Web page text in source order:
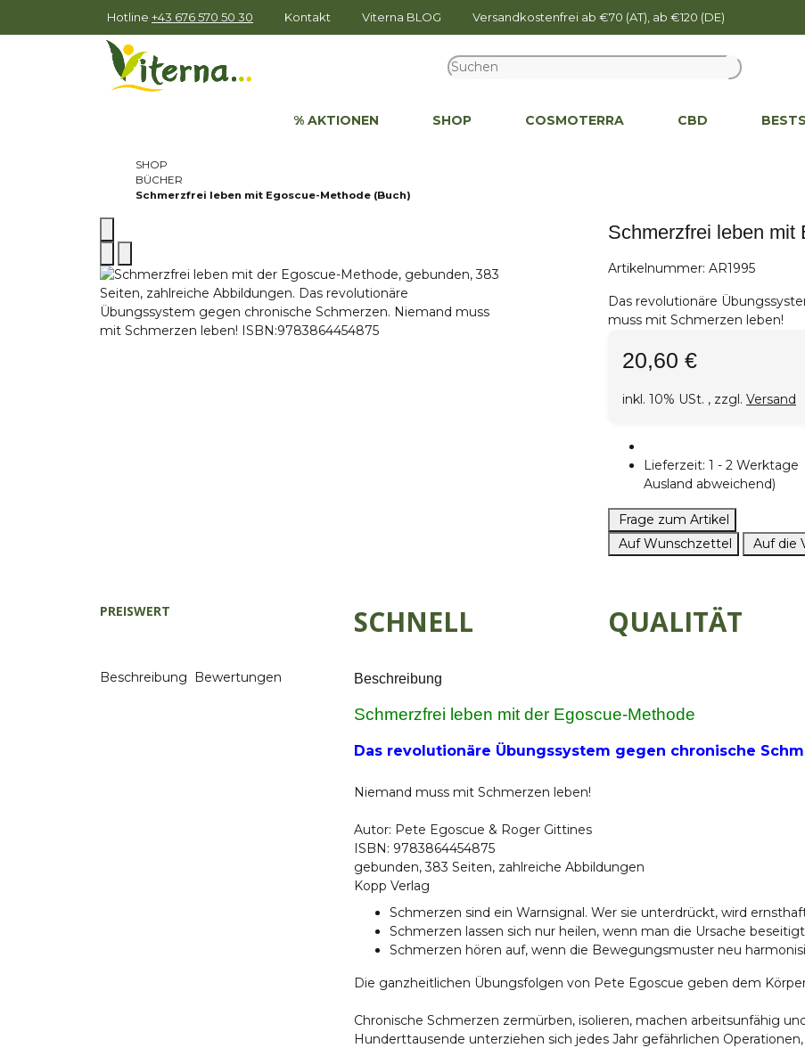
Hotline +43 676 570 50 30 Kontakt Viterna BLOG Versandkostenfrei ab €70 (AT), ab €120 (DE)
% AKTIONEN SHOP COSMOTERRA CBD
SHOP
BÜCHER
Schmerzfrei leben mit Egoscue-Methode (Buch)
Schmerzfrei leben mit
Artikelnummer: AR1995
Das revolutionäre
muss mit Schmerzen leben!
20,60 €
inkl. 10% USt. , zzgl. Versand
Lieferzeit: 1 - 2 Werktage
Ausland abweichend)
Frage zum Artikel
Auf Wunschzettel
Auf die
PREISWERT SCHNELL QUALITÄT
Beschreibung Bewertungen Beschreibung
Schmerzfrei leben mit der Egoscue-Methode
Das revolutionäre Übungssystem gegen chronische
Niemand muss mit Schmerzen leben!
Autor: Pete Egoscue & Roger Gittines
ISBN: 9783864454875
gebunden, 383 Seiten, zahlreiche Abbildungen
Kopp Verlag
Schmerzen sind ein Warnsignal. Wer sie unterdrückt, wird
Schmerzen lassen sich nur heilen, wenn man die Ursache
Schmerzen hören auf, wenn die Bewegungsmuster neu
Die ganzheitlichen Übungsfolgen von Pete Egoscue geben dem
Chronische Schmerzen zermürben, isolieren, machen arbeitsunfähig
Hunderttausende unterziehen sich jedes Jahr gefährlichen